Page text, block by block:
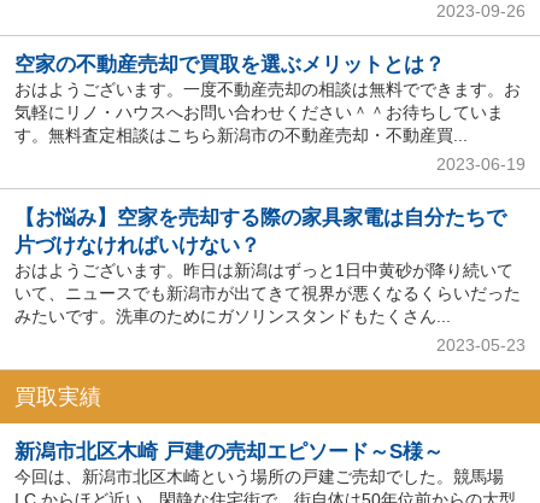
2023-09-26
空家の不動産売却で買取を選ぶメリットとは？
おはようございます。一度不動産売却の相談は無料でできます。お
気軽にリノ・ハウスへお問い合わせください＾＾お待ちしていま
す。無料査定相談はこちら新潟市の不動産売却・不動産買...
2023-06-19
【お悩み】空家を売却する際の家具家電は自分たちで
片づけなければいけない？
おはようございます。昨日は新潟はずっと1日中黄砂が降り続いて
いて、ニュースでも新潟市が出てきて視界が悪くなるくらいだった
みたいです。洗車のためにガソリンスタンドもたくさん...
2023-05-23
買取実績
新潟市北区木崎 戸建の売却エピソード～S様～
今回は、新潟市北区木崎という場所の戸建ご売却でした。競馬場